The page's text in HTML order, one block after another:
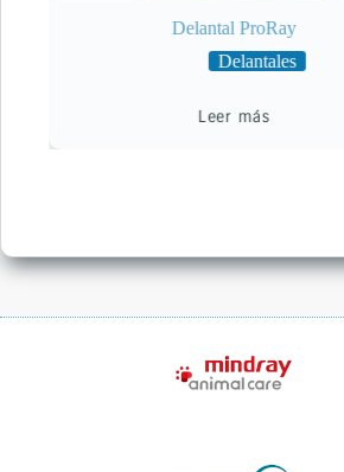
Delantal ProRay
Delantales
Leer más